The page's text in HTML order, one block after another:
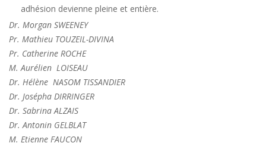
adhésion devienne pleine et entière.
Dr. Morgan SWEENEY
Pr. Mathieu TOUZEIL-DIVINA
Pr. Catherine ROCHE
M. Aurélien LOISEAU
Dr. Hélène NASOM TISSANDIER
Dr. Josépha DIRRINGER
Dr. Sabrina ALZAIS
Dr. Antonin GELBLAT
M. Etienne FAUCON